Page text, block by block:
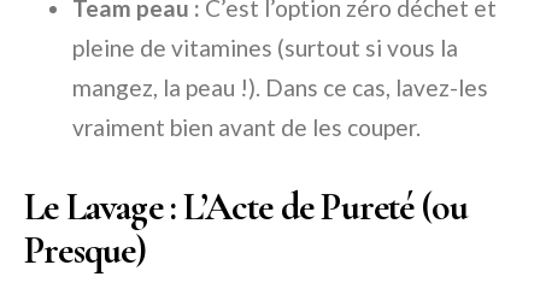
Team peau : C’est l’option zéro déchet et
pleine de vitamines (surtout si vous la
mangez, la peau !). Dans ce cas, lavez-les
vraiment bien avant de les couper.
Le Lavage : L’Acte de Pureté (ou
Presque)